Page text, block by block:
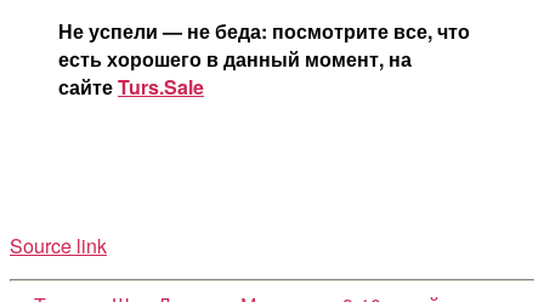
Не успели — не беда: посмотрите все, что
есть хорошего в данный момент, на
сайтеTurs.Sale
Source link